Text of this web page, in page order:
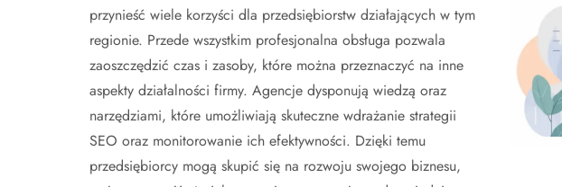
przynieść wiele korzyści dla przedsiębiorstw działających w tym
regionie. Przede wszystkim profesjonalna obsługa pozwala
zaoszczędzić czas i zasoby, które można przeznaczyć na inne
aspekty działalności firmy. Agencje dysponują wiedzą oraz
narzędziami, które umożliwiają skuteczne wdrażanie strategii
SEO oraz monitorowanie ich efektywności. Dzięki temu
przedsiębiorcy mogą skupić się na rozwoju swojego biznesu,